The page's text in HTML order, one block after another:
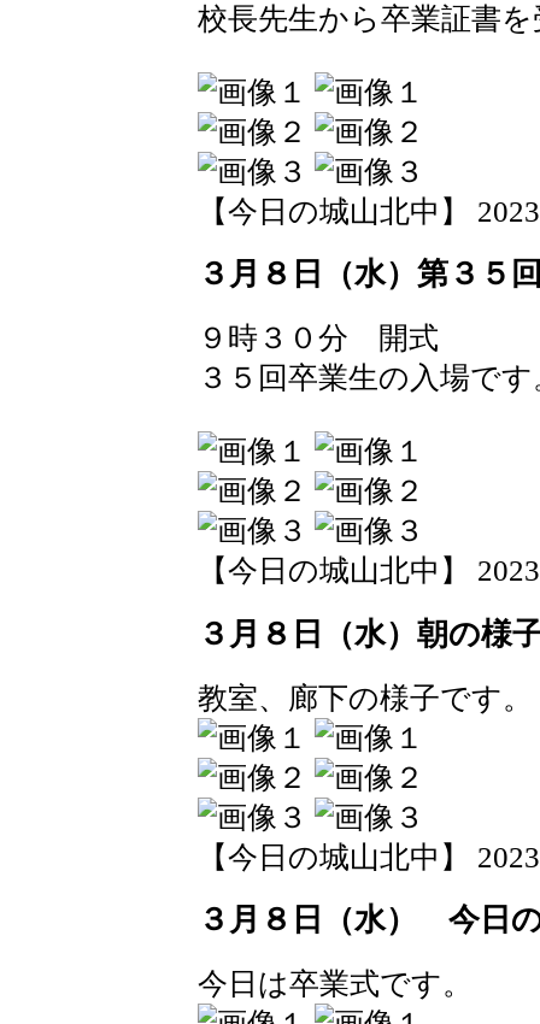
校長先生から卒業証書
【今日の城山北中】
３月８日（水）第３５
９時３０分 開式
３５回卒業生の入場です
【今日の城山北中】
３月８日（水）朝の様
教室、廊下の様子です。
【今日の城山北中】
３月８日（水） 今日
今日は卒業式です。